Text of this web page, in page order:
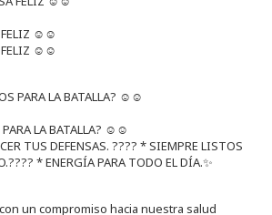
FELIZ ☺️☺️
FELIZ ☺️☺️
PARA LA BATALLA? ☺️☺️
TUS DEFENSAS. ????️ * SIEMPRE LISTOS
* ENERGÍA PARA TODO EL DÍA.✨